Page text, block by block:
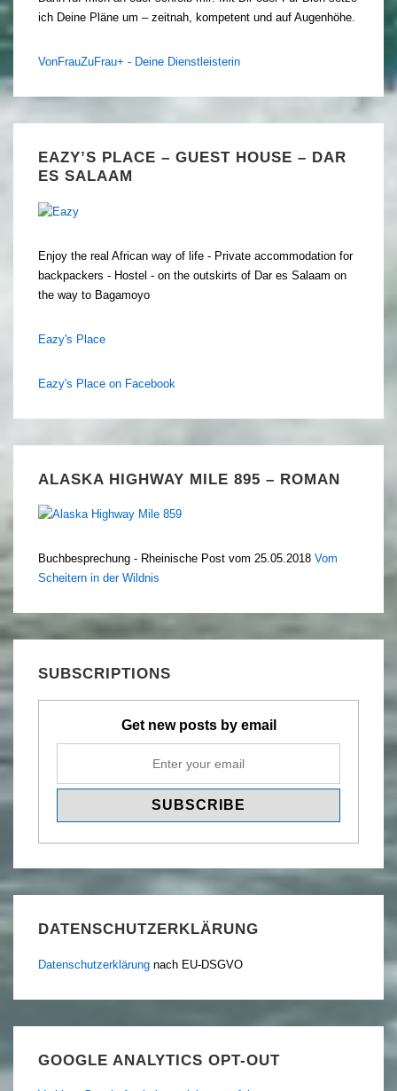
ich Deine Pläne um – zeitnah, kompetent und auf Augenhöhe.
VonFrauZuFrau+ - Deine Dienstleisterin
EAZY’S PLACE – GUEST HOUSE – DAR
ES SALAAM
Enjoy the real African way of life - Private accommodation for
backpackers - Hostel - on the outskirts of Dar es Salaam on
the way to Bagamoyo
Eazy's Place
Eazy's Place on Facebook
ALASKA HIGHWAY MILE 895 – ROMAN
Buchbesprechung - Rheinische Post vom 25.05.2018 Vom
Scheitern in der Wildnis
SUBSCRIPTIONS
Get new posts by email
DATENSCHUTZERKLÄRUNG
Datenschutzerklärung nach EU-DSGVO
GOOGLE ANALYTICS OPT-OUT